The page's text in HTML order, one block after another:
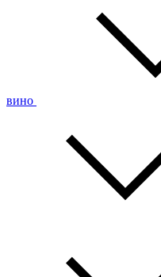
вино